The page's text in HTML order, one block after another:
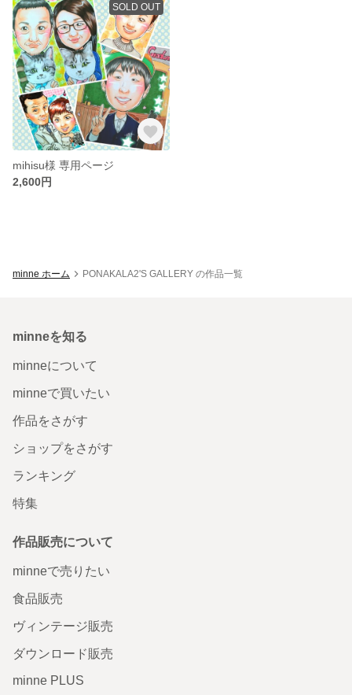
SOLD OUT
mihisu様 専用ページ
2,600円
minne ホーム PONAKALA2'S GALLERY の作品一覧
minneを知る
minneについて
minneで買いたい
作品をさがす
ショップをさがす
ランキング
特集
作品販売について
minneで売りたい
食品販売
ヴィンテージ販売
ダウンロード販売
minne PLUS